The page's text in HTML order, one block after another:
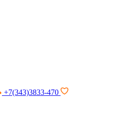
+7(343)3833-470